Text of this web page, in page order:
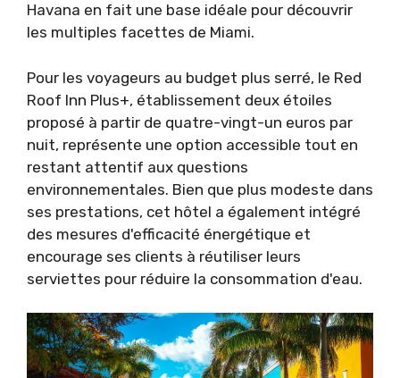
Havana en fait une base idéale pour découvrir
les multiples facettes de Miami.
Pour les voyageurs au budget plus serré, le Red
Roof Inn Plus+, établissement deux étoiles
proposé à partir de quatre-vingt-un euros par
nuit, représente une option accessible tout en
restant attentif aux questions
environnementales. Bien que plus modeste dans
ses prestations, cet hôtel a également intégré
des mesures d'efficacité énergétique et
encourage ses clients à réutiliser leurs
serviettes pour réduire la consommation d'eau.